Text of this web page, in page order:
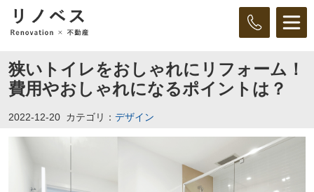
狭いトイレをおしゃれにリフォーム！
費用やおしゃれになるポイントは？
2022-12-20 カテゴリ： デザイン